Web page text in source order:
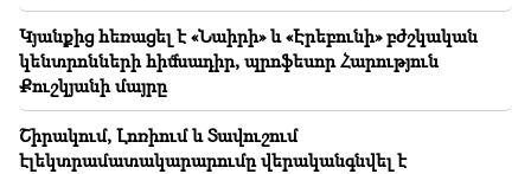
Կյանքից հեռացել է «Նաիրի» և «Էրեբունի» բժշկական
կենտրոնների հիմնադիր, պրոֆեսոր Հարություն
Քուշկյանի մայրը
Շիրակում, Լոռիում և Տավուշում
էլեկտրամատակարարումը վերականգնվել է